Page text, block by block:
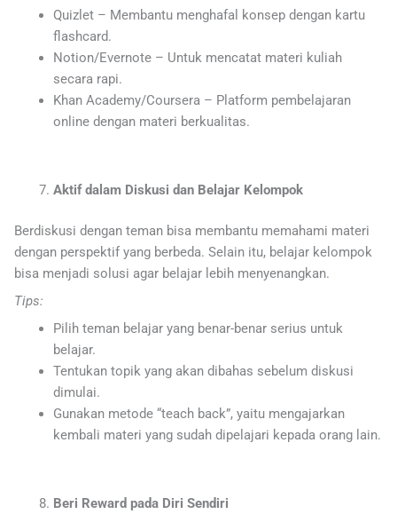
Quizlet – Membantu menghafal konsep dengan kartu
flashcard.
Notion/Evernote – Untuk mencatat materi kuliah
secara rapi.
Khan Academy/Coursera – Platform pembelajaran
online dengan materi berkualitas.
Aktif dalam Diskusi dan Belajar Kelompok
Berdiskusi dengan teman bisa membantu memahami materi
dengan perspektif yang berbeda. Selain itu, belajar kelompok
bisa menjadi solusi agar belajar lebih menyenangkan.
Tips:
Pilih teman belajar yang benar-benar serius untuk
belajar.
Tentukan topik yang akan dibahas sebelum diskusi
dimulai.
Gunakan metode “teach back”, yaitu mengajarkan
kembali materi yang sudah dipelajari kepada orang lain.
Beri Reward pada Diri Sendiri